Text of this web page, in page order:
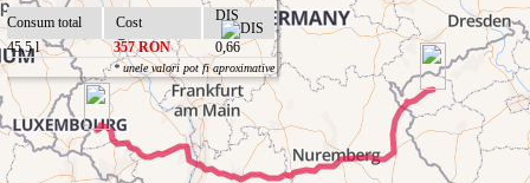
Consum total
Cost
DIS
45,5 l
357 RON 0,66
* unele valori pot fi aproximative